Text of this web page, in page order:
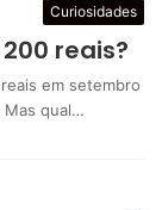
Curiosidades
reais?
em setembro
Mas qual…